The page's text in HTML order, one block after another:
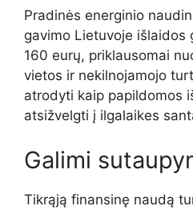
Pradinės energinio
gavimo Lietuvoje išlaidos
160 eurų, priklausomai
vietos ir nekilnojamojo
atrodyti kaip papildomos
atsižvelgti į ilgalaikes
Galimi
Tikrąją finansinę naudą